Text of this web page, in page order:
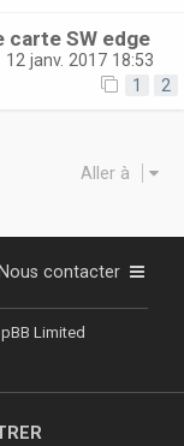
carte SW edge
12 janv. 2017 18:53
1 2
Aller à
Nous contacter
Limited